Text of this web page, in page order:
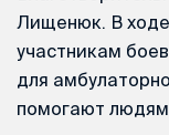
Лищенюк. В
участникам
для
помогают